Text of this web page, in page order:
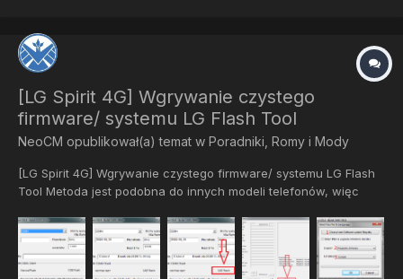
[LG Spirit 4G] Wgrywanie czystego
firmware/ systemu LG Flash Tool
NeoCM opublikował(a) temat w Poradniki, Romy i Mody
[LG Spirit 4G] Wgrywanie czystego firmware/ systemu LG Flash
Tool Metoda jest podobna do innych modeli telefonów, więc
Oczywiście nadmieniam, iż flashtool różnie reaguje z różnymi
telefonami- często są problemy podczas instalac...